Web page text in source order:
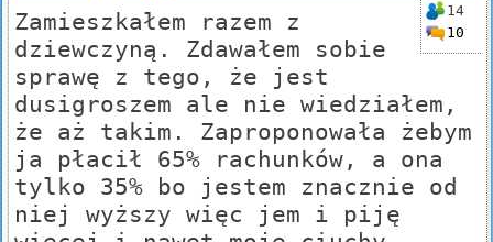
14
10
Zamieszkałem razem z
dziewczyną. Zdawałem sobie
sprawę z tego, że jest
dusigroszem ale nie wiedziałem,
że aż takim. Zaproponowała żebym
ja płacił 65% rachunków, a ona
tylko 35% bo jestem znacznie od
niej wyższy więc jem i piję